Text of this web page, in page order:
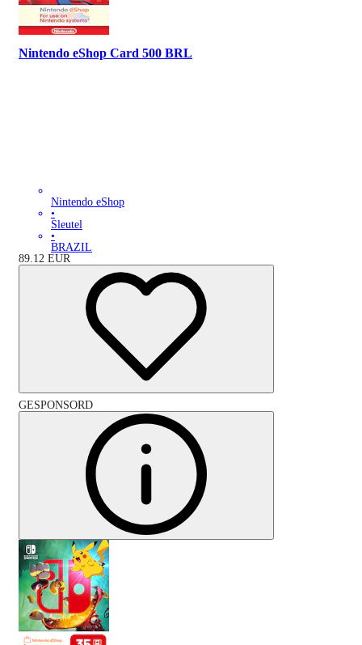
Nintendo eShop Card 500 BRL
Nintendo eShop
•
Sleutel
•
BRAZIL
89.12 EUR
GESPONSORD